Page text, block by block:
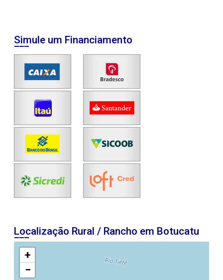
Simule um Financiamento
Localização Rural / Rancho em Botucatu
+
−